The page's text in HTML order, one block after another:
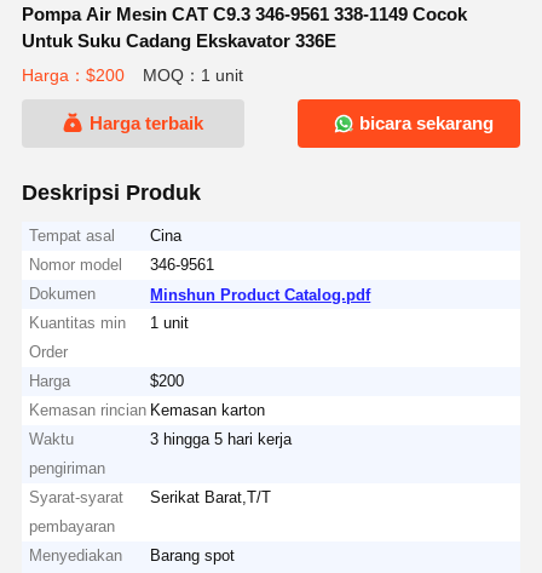
Pompa Air Mesin CAT C9.3 346-9561 338-1149 Cocok
Untuk Suku Cadang Ekskavator 336E
Harga：$200 MOQ：1 unit
Harga terbaik bicara sekarang
Deskripsi Produk
Tempat asal
Cina
Nomor model
346-9561
Dokumen
Minshun Product Catalog.pdf
Kuantitas min
Order
1 unit
Harga
$200
Kemasan rincian Kemasan karton
Waktu
pengiriman
3 hingga 5 hari kerja
Syarat-syarat
pembayaran
Serikat Barat,T/T
Menyediakan
Barang spot